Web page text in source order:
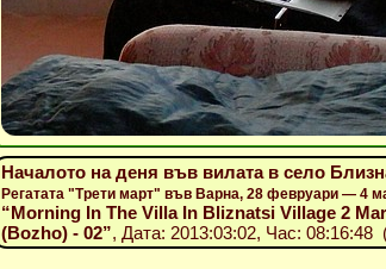
Началото на деня във вилата в село
Регатата "Трети март" във Варна, 28 февруари — 4
“Morning In The Villa In Bliznatsi Village 2
(Bozho) - 02”, Дата: 2013:03:02, Час: